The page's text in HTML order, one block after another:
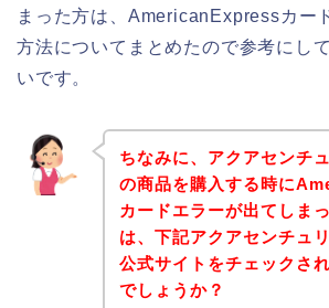
まった方は、AmericanExpressカー
方法についてまとめたので参考にし
いです。
ちなみに、アクアセンチ
の商品を購入する時に
カードエラーが出てしま
は、下記アクアセンチュ
公式サイトをチェックさ
でしょうか？